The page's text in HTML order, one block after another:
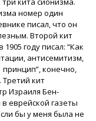
номер один
писал, что он
Второй кит
году писал: “Как
антисемитизм,
конечно,
Третий кит
Израиля Бен-
еврейской газеты
бы у меня была не